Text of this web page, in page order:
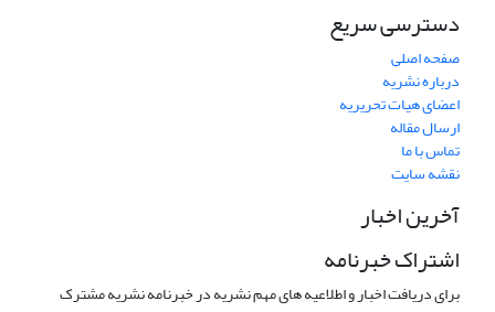
دسترسی سریع
صفحه اصلی
درباره نشریه
اعضای هیات تحریریه
ارسال مقاله
تماس با ما
نقشه سایت
آخرین اخبار
اشتراک خبرنامه
برای دریافت اخبار و اطلاعیه های مهم نشریه در خبرنامه نشریه مشترک